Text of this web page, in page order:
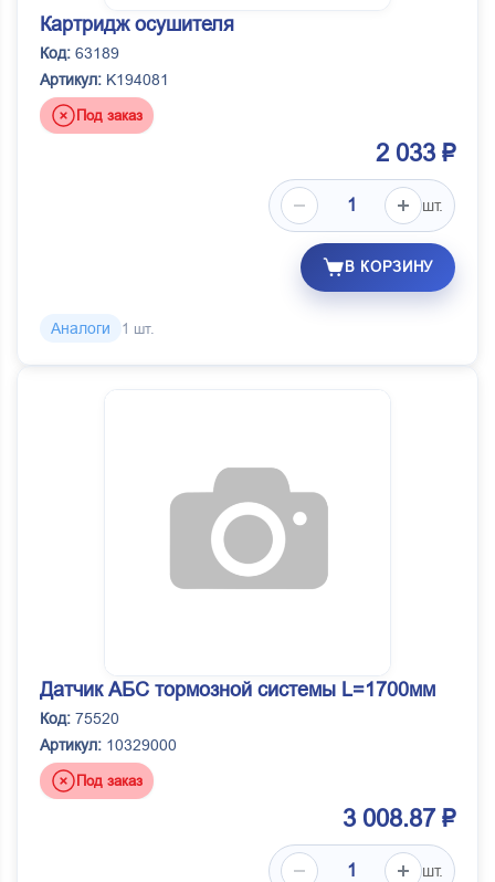
Картридж осушителя
Код: 63189
Артикул: K194081
Под заказ
2 033 ₽
шт.
В КОРЗИНУ
Аналоги 1 шт.
Датчик АБС тормозной системы L=1700мм
Код: 75520
Артикул: 10329000
Под заказ
3 008.87 ₽
шт.